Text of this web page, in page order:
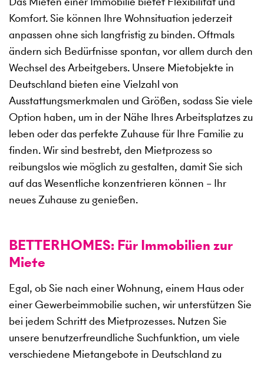
Komfort. Sie können Ihre Wohnsituation jederzeit
anpassen ohne sich langfristig zu binden. Oftmals
ändern sich Bedürfnisse spontan, vor allem durch den
Wechsel des Arbeitgebers. Unsere Mietobjekte in
Deutschland bieten eine Vielzahl von
Ausstattungsmerkmalen und Größen, sodass Sie viele
Option haben, um in der Nähe Ihres Arbeitsplatzes zu
leben oder das perfekte Zuhause für Ihre Familie zu
finden. Wir sind bestrebt, den Mietprozess so
reibungslos wie möglich zu gestalten, damit Sie sich
auf das Wesentliche konzentrieren können – Ihr
neues Zuhause zu genießen.
BETTERHOMES: Für Immobilien zur
Miete
Egal, ob Sie nach einer Wohnung, einem Haus oder
einer Gewerbeimmobilie suchen, wir unterstützen Sie
bei jedem Schritt des Mietprozesses. Nutzen Sie
unsere benutzerfreundliche Suchfunktion, um viele
verschiedene Mietangebote in Deutschland zu